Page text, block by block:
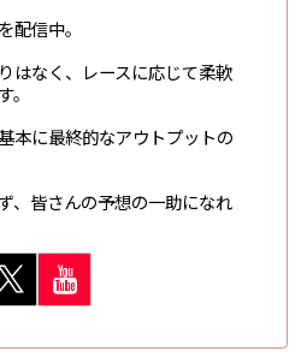
配信中。
はなく、レースに応じて柔軟
本に最終的なアウトプットの
、皆さんの予想の一助になれ